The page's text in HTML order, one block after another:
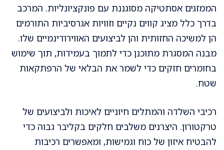
הממזגים אסתטיקה מסוגננת עם פונקציונליות. המרכב
בדרך כלל מציג קווים נקיים וזוויות אגרסיביות התורמים
הן למשיכה החזותית והן לביצועים האווירודינמיים שלו.
מבנה המסגרת מתוכנן כדי לתמוך בעמידות, תוך שימוש
בחומרים חזקים כדי לשמר את הבלאי של הרפתקאות
שטח.
רכיבי השלדה והמתלים חיוניים לאיכות ולביצועים של
טרקטורון. היצרנים משלבים חלקים בקליבר גבוה כדי
להבטיח איזון של כוח וגמישות, ומאפשרים רכיבות